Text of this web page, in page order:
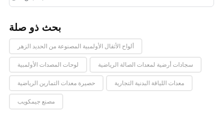
بحث ذو صلة
ألواح الأثقال الأولمبية المصنوعة من الحديد الزهر
لوحات المصدات الأولمبية سجادات أرضية لمعدات الصالة الرياضية
حصيرة معدات التمارين الرياضية معدات اللياقة البدنية التجارية
مصنع جيمكويب